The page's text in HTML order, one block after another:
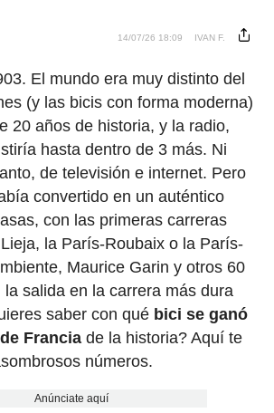
14/07/26 18:09 IVAN F.
El mundo era muy distinto del
(y las bicis con forma moderna)
20 años de historia, y la radio,
hasta dentro de 3 más. Ni
de televisión e internet. Pero
convertido en un auténtico
con las primeras carreras
la París-Roubaix o la París-
Maurice Garin y otros 60
la salida en la carrera más dura
saber con qué bici se ganó
Franciade la historia? Aquí te
números.
Anúnciate aquí